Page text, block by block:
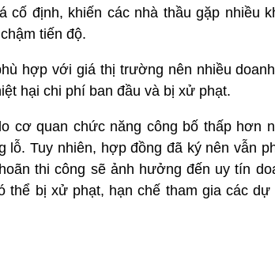
cố định, khiến các nhà thầu gặp nhiều
tiến độ.
hợp với giá thị trường nên nhiều
hại chi phí ban đầu và bị xử phạt.
cơ quan chức năng công bố thấp hơn
lỗ. Tuy nhiên, hợp đồng đã ký nên vẫn
thi công sẽ ảnh hưởng đến uy tín
thể bị xử phạt, hạn chế tham gia các dự